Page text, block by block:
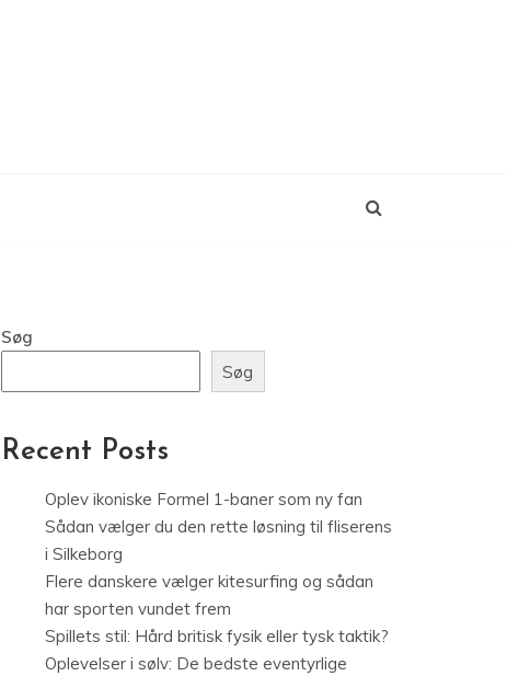
Søg
Søg
Recent Posts
Oplev ikoniske Formel 1-baner som ny fan
Sådan vælger du den rette løsning til fliserens
i Silkeborg
Flere danskere vælger kitesurfing og sådan
har sporten vundet frem
Spillets stil: Hård britisk fysik eller tysk taktik?
Oplevelser i sølv: De bedste eventyrlige